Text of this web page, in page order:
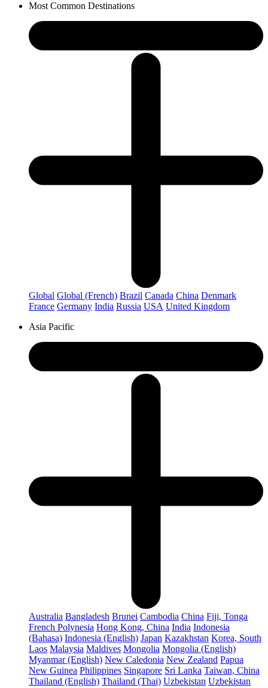
Most Common Destinations
Global Global (French) Brazil Canada China Denmark
France Germany India Russia USA United Kingdom
Asia Pacific
Australia Bangladesh Brunei Cambodia China Fiji, Tonga
French Polynesia Hong Kong, China India Indonesia
(Bahasa) Indonesia (English) Japan Kazakhstan Korea, South
Laos Malaysia Maldives Mongolia Mongolia (English)
Myanmar (English) New Caledonia New Zealand Papua
New Guinea Philippines Singapore Sri Lanka Taiwan, China
Thailand (English) Thailand (Thai) Uzbekistan Uzbekistan